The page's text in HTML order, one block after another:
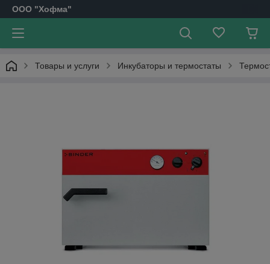
OOO "Хофма"
Товары и услуги Инкубаторы и термостаты